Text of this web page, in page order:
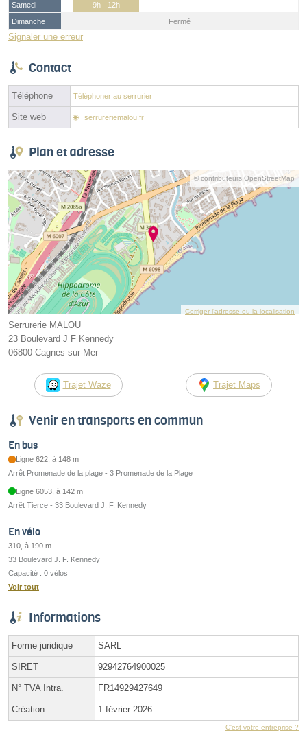
Samedi
9h - 12h
Dimanche
Fermé
Signaler une erreur
Contact
Téléphone Téléphoner au serrurier
Site web serrureriemalou.fr
Plan et adresse
© contributeurs OpenStreetMap
Corriger l’adresse ou la localisation
Serrurerie MALOU
23 Boulevard J F Kennedy
06800 Cagnes-sur-Mer
Trajet Waze Trajet Maps
Venir en transports en commun
En bus
Ligne 622, à 148 m
Arrêt Promenade de la plage - 3 Promenade de la Plage
Ligne 6053, à 142 m
Arrêt Tierce - 33 Boulevard J. F. Kennedy
En vélo
310, à 190 m
33 Boulevard J. F. Kennedy
Capacité : 0 vélos
Voir tout
Informations
Forme juridique SARL
SIRET 92942764900025
N° TVA Intra. FR14929427649
Création 1 février 2026
C'est votre entreprise ?